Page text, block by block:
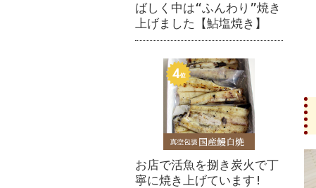
ばしく中は“ふんわり”焼き
上げました【鮎塩焼き】
お店で活魚を捌き炭火で丁
寧に焼き上げています!